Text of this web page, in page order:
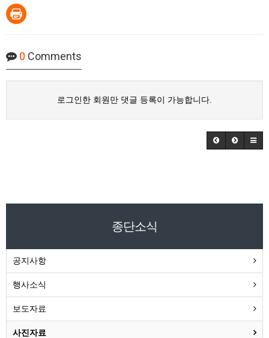
0 Comments
로그인한 회원만 댓글 등록이 가능합니다.
종단소식
공지사항
행사소식
보도자료
사진자료